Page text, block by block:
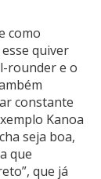
como
quiver
rounder e o
constante
Kanoa
seja boa,
que
que já